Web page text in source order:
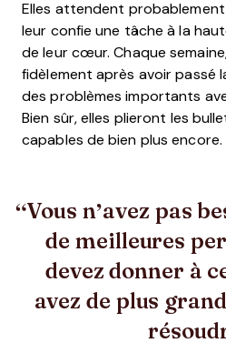
Elles attendent probablement
leur confie une tâche à la
de leur cœur. Chaque
fidèlement après avoir passé
des problèmes importants
Bien sûr, elles plieront les
capables de bien plus encore.
Vous n’avez pas
de meilleures
devez donner à
avez de plus